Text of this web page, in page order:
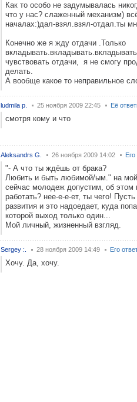
Как то особо не задумывалась
что у нас? слаженный механизм)
началах:)дал-взял.взял-отдал.ты
Конечно же я жду отдачи .Только
чувствовать отдачи, я не смогу
делать.
А вообще какое то неправильное
ludmila p. 25 ноября 2009 22:45 Её
смотря кому и что
Aleksandrs G. 26 ноября 2009 14:02
"- А что ты ждёшь от брака?
Любить и быть любимой/ым." на
сейчас молодеж допустим, об этом
работать? нее-е-е-ет, ты чего!
развития и это надоедает, куда
которой выход только один...
Мой личный, жизненный взгляд.
Sergey :. 28 ноября 2009 14:49 Его
Хочу. Да, хочу.